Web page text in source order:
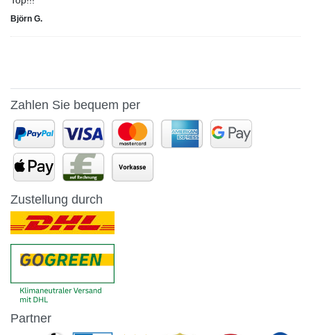
Björn G.
Zahlen Sie bequem per
Zustellung durch
Partner